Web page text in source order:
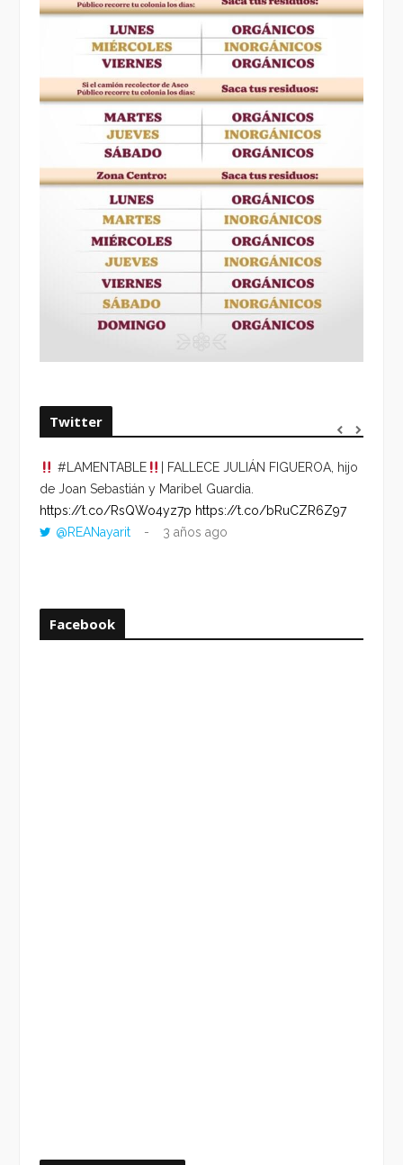
Twitter
#LAMENTABLE
| FALLECE JULIÁN FIGUEROA, hijo
de Joan Sebastián y Maribel Guardia.
https://t.co/RsQWo4yz7p https://t.co/bRuCZR6Z97
@REANayarit
3 años ago
Facebook